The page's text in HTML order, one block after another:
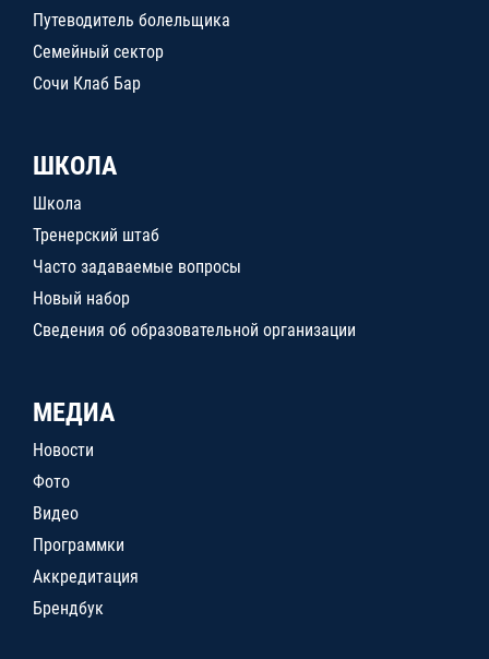
Путеводитель болельщика
Семейный сектор
Сочи Клаб Бар
ШКОЛА
Школа
Тренерский штаб
Часто задаваемые вопросы
Новый набор
Сведения об образовательной организации
МЕДИА
Новости
Фото
Видео
Программки
Аккредитация
Брендбук